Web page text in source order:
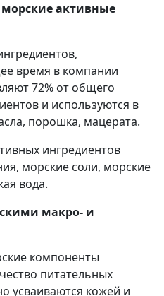
активные
время в компании
72% от общего
и используются в
порошка, мацерата.
ингредиентов
морские соли, морские
вода.
макро- и
компоненты
питательных
усваиваются кожей и